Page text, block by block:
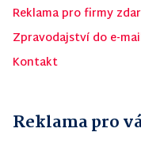
Reklama pro firmy
Zpravodajství do e-
Kontakt
Reklama pro